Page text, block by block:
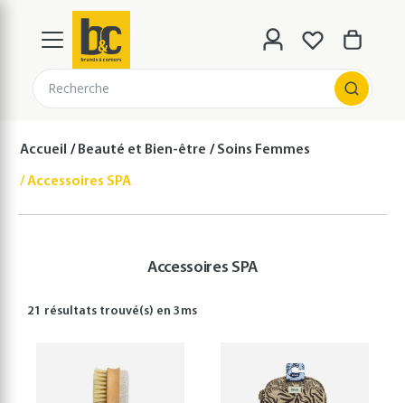
Recherche
Accueil Beauté et Bien-être Soins Femmes
Accessoires SPA
Accessoires SPA
21 résultats trouvé(s) en3 ms